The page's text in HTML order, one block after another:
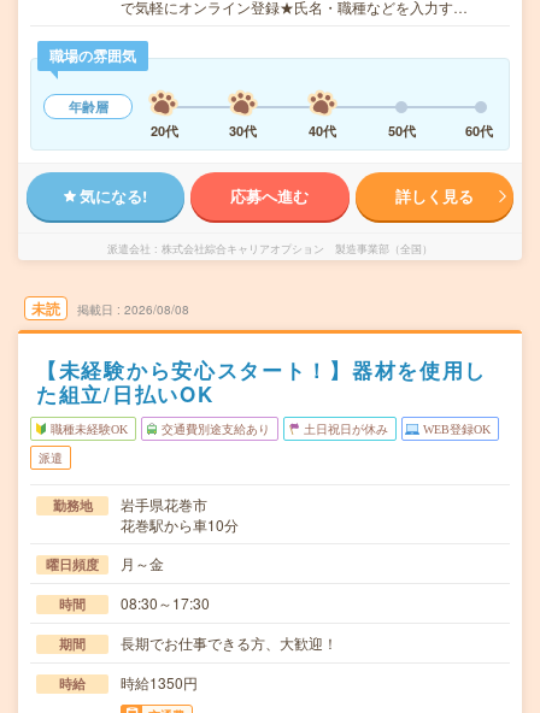
で気軽にオンライン登録★氏名・職種などを入力す…
職場の雰囲気
年齢層
20代
30代 40代 50代 60代
気になる! 応募へ進む 詳しく見る
派遣会社 株式会社綜合キャリアオプション 製造事業部（全国）
未読 掲載日 2026/08/08
【未経験から安心スタート！】器材を使用し
た組立/日払いOK
職種未経験OK 交通費別途支給あり 土日祝日が休み WEB登録OK
派遣
勤務地
岩手県花巻市
花巻駅から車10分
曜日頻度 月～金
時間 08:30～17:30
期間 長期でお仕事できる方、大歓迎！
時給 時給1350円